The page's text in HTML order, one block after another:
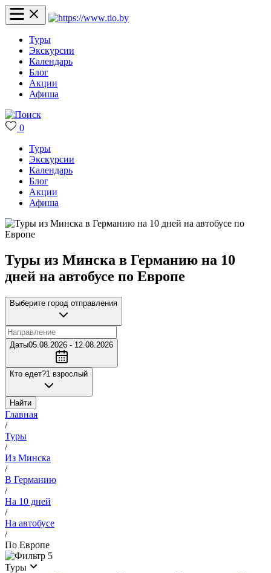
Туры
Экскурсии
Календарь
Блог
Акции
Афиша
0
Туры
Экскурсии
Календарь
Блог
Акции
Афиша
Туры из Минска в Германию на 10
дней на автобусе по Европе
Выберите город отправления
Даты05.08.2026 - 12.08.2026
Кто едет?1 взрослый
Найти
Главная
/
Туры
/
Из Минска
/
В Германию
/
На 10 дней
/
На автобусе
/
По Европе
5
Туры